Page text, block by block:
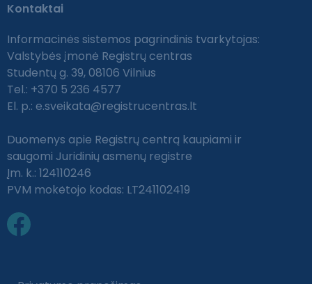
Kontaktai
Informacinės sistemos pagrindinis tvarkytojas:
Valstybės įmonė Registrų centras
Studentų g. 39, 08106 Vilnius
Tel.: +370 5 236 4577
El. p.: e.sveikata@registrucentras.lt
Duomenys apie Registrų centrą kaupiami ir
saugomi Juridinių asmenų registre
Įm. k.: 124110246
PVM mokėtojo kodas: LT241102419